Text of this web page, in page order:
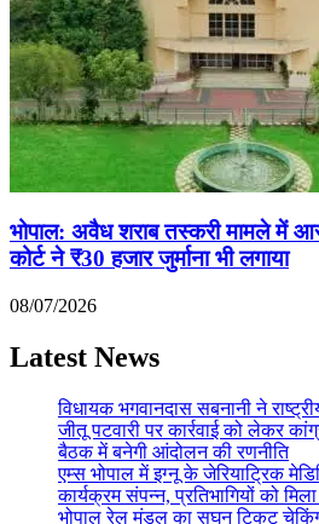
भोपाल: अवैध शराब तस्करी मामले में
कोर्ट ने ₹30 हजार जुर्माना भी लगाया
08/07/2026
Latest News
विधायक भगवानदास सबनानी ने
जीतू पटवारी पर कार्रवाई को लेकर
बैठक में बनेगी आंदोलन की रणनीति
एम्स भोपाल में इग्नू के जेरियाट्रिक
कार्यक्रम संपन्न, प्रतिभागियों को मिला
भोपाल रेल मंडल का सघन टिकट